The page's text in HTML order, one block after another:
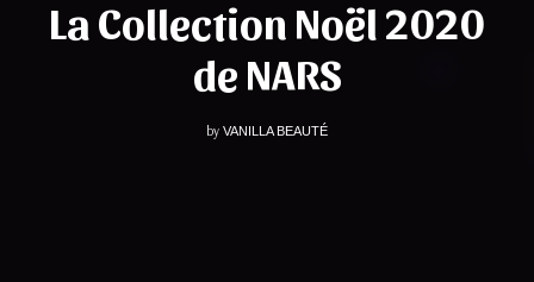
La Collection Noël 2020
de NARS
by VANILLA BEAUTÉ